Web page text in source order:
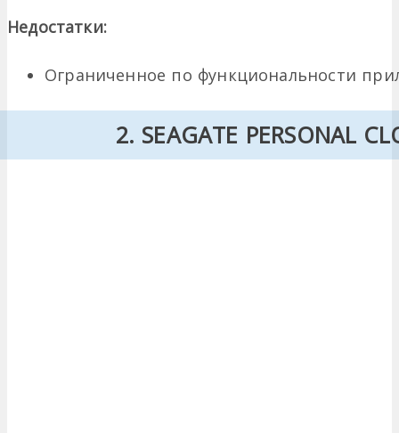
Недостатки:
Ограниченное по функциональности
2. SEAGATE PERSONAL